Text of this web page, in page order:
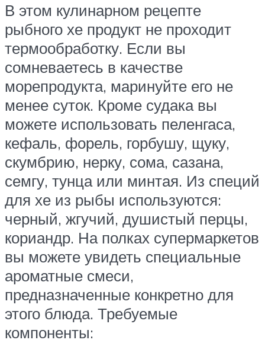
В этом кулинарном рецепте
рыбного хе продукт не проходит
термообработку. Если вы
сомневаетесь в качестве
морепродукта, маринуйте его не
менее суток. Кроме судака вы
можете использовать пеленгаса,
кефаль, форель, горбушу, щуку,
скумбрию, нерку, сома, сазана,
семгу, тунца или минтая. Из специй
для хе из рыбы используются:
черный, жгучий, душистый перцы,
кориандр. На полках супермаркетов
вы можете увидеть специальные
ароматные смеси,
предназначенные конкретно для
этого блюда. Требуемые
компоненты: